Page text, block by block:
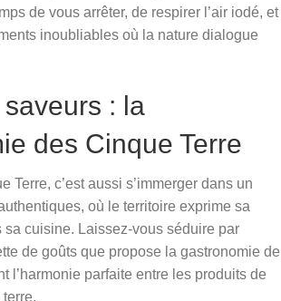
de vous arrêter, de respirer l’air iodé, et
inoubliables où la nature dialogue
: la
des Cinque Terre
Terre, c’est aussi s’immerger dans un
où le territoire exprime sa
sa cuisine. Laissez-vous séduire par
de goûts que propose la gastronomie de
l’harmonie parfaite entre les produits de
terre.